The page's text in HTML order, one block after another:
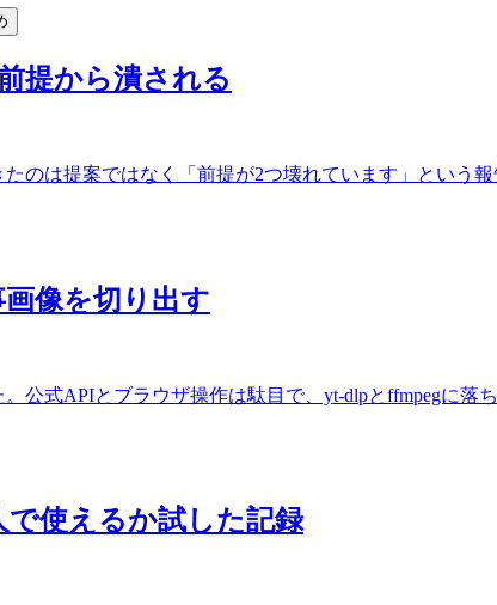
提から潰される
のは提案ではなく「前提が2つ壊れています」という
像を切り出す
公式APIとブラウザ操作は駄目で、yt-dlpとffmpegに
で使えるか試した記録